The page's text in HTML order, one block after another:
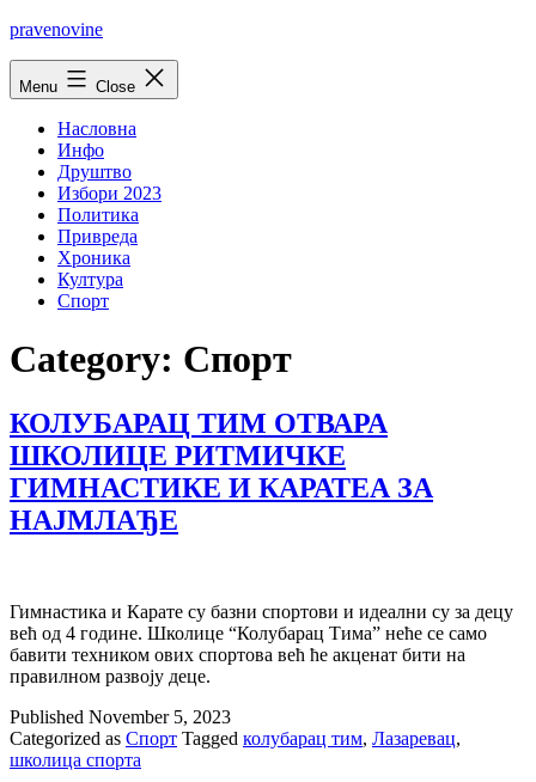
Skip
pravenovine
Menu Close
Насловна
Инфо
Друштво
Избори 2023
Политика
Привреда
Хроника
Култура
Спорт
Category: Спорт
КОЛУБАРАЦ ТИМ ОТВАРА
ШКОЛИЦЕ РИТМИЧКЕ
ГИМНАСТИКЕ И КАРАТЕА ЗА
НАЈМЛАЂЕ
Гимнастика и Карате су базни спортови и идеални су за децу
већ од 4 године. Школице “Колубарац Тима” неће се само
бавити техником ових спортова већ ће акценат бити на
правилном развоју деце.
Published November 5, 2023
Categorized as Спорт Tagged колубарац тим, Лазаревац,
школица спорта